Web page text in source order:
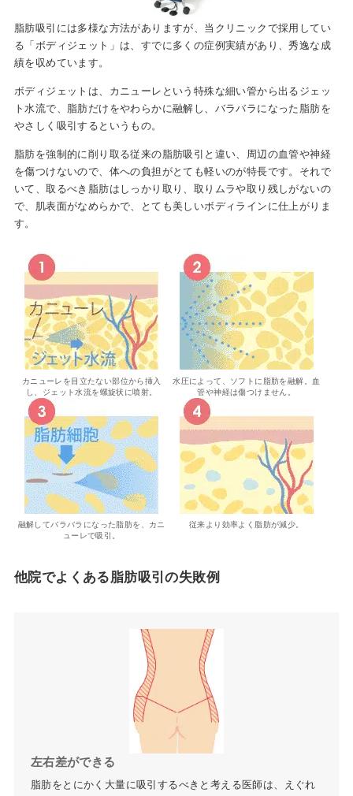
脂肪吸引には多様な方法がありますが、当クリニックで採用してい
る「ボディジェット」は、すでに多くの症例実績があり、秀逸な成
績を収めています。
ボディジェットは、カニューレという特殊な細い管から出るジェッ
ト水流で、脂肪だけをやわらかに融解し、バラバラになった脂肪を
やさしく吸引するというもの。
脂肪を強制的に削り取る従来の脂肪吸引と違い、周辺の血管や神経
を傷つけないので、体への負担がとても軽いのが特長です。それで
いて、取るべき脂肪はしっかり取り、取りムラや取り残しがないの
で、肌表面がなめらかで、とても美しいボディラインに仕上がりま
す。
カニューレを目立たない部位から挿入
し、ジェット水流を螺旋状に噴射。
水圧によって、ソフトに脂肪を融解。血
管や神経は傷つけません。
融解してバラバラになった脂肪を、カニ
ューレで吸引。
従来より効率よく脂肪が減少。
他院でよくある脂肪吸引の失敗例
左右差ができる
脂肪をとにかく大量に吸引するべきと考える医師は、えぐれ